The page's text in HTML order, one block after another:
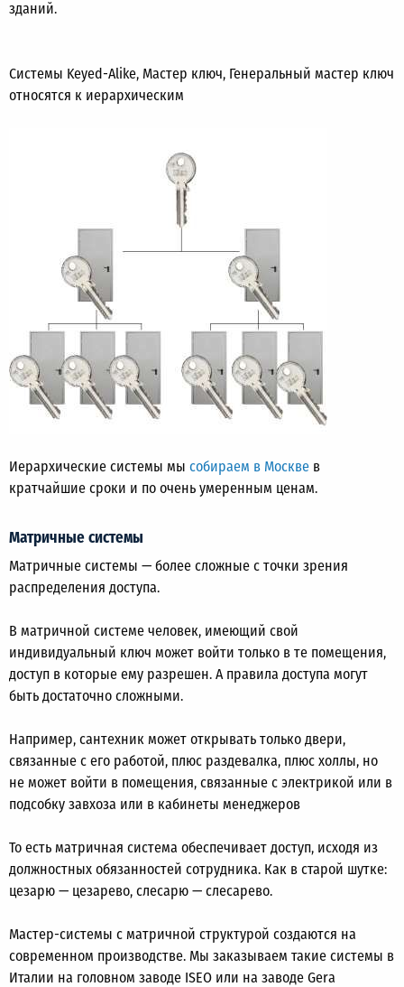
зданий.
Системы Keyed-Alike, Мастер ключ, Генеральный мастер ключ
относятся к иерархическим
Иерархические системы мы собираем в Москве в
кратчайшие сроки и по очень умеренным ценам.
Матричные системы
Матричные системы — более сложные с точки зрения
распределения доступа.
В матричной системе человек, имеющий свой
индивидуальный ключ может войти только в те помещения,
доступ в которые ему разрешен. А правила доступа могут
быть достаточно сложными.
Например, сантехник может открывать только двери,
связанные с его работой, плюс раздевалка, плюс холлы, но
не может войти в помещения, связанные с электрикой или в
подсобку завхоза или в кабинеты менеджеров
То есть матричная система обеспечивает доступ, исходя из
должностных обязанностей сотрудника. Как в старой шутке:
цезарю — цезарево, слесарю — слесарево.
Мастер-системы с матричной структурой создаются на
современном производстве. Мы заказываем такие системы в
Италии на головном заводе ISEO или на заводе Gera